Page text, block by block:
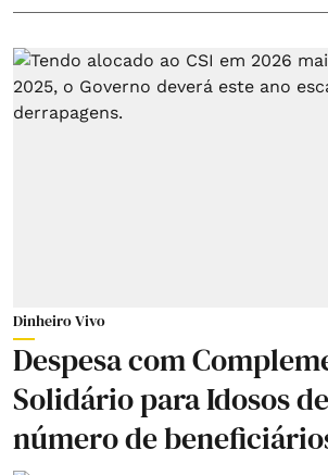
Dinheiro Vivo
Despesa com
Solidário para Idosos
número de